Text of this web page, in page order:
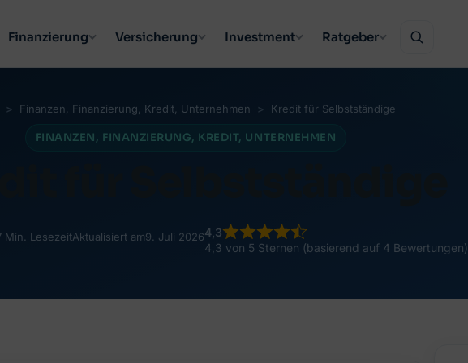
Finanzierung Versicherung Investment Ratgeber
Finanzen, Finanzierung, Kredit, Unternehmen Kredit für Selbstständige
FINANZEN, FINANZIERUNG, KREDIT, UNTERNEHMEN
Min. LesezeitAktualisiert am9. Juli 20264,3
4,3 von 5 Sternen (basierend auf 4 Bewertungen)